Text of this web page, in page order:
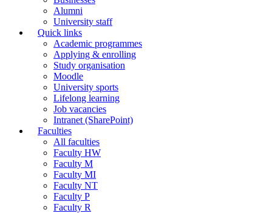
Alumni
University staff
Quick links
Academic programmes
Applying & enrolling
Study organisation
Moodle
University sports
Lifelong learning
Job vacancies
Intranet (SharePoint)
Faculties
All faculties
Faculty HW
Faculty M
Faculty MI
Faculty NT
Faculty P
Faculty R